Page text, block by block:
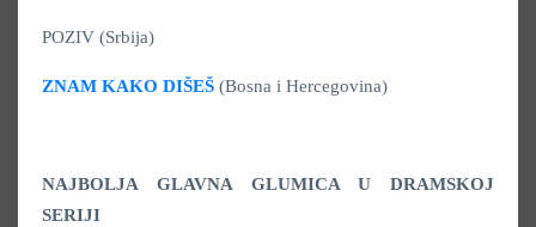
POZIV (Srbija)
ZNAM KAKO DIŠEŠ (Bosna i Hercegovina)
NAJBOLJA GLAVNA GLUMICA U DRAMSKOJ
SERIJI